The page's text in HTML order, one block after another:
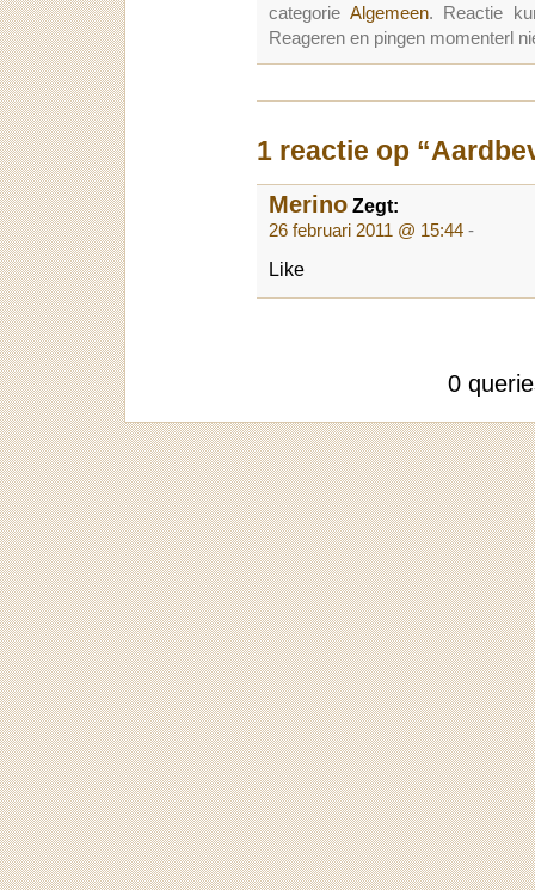
categorie Algemeen. Reactie
Reageren en pingen momenterl
1 reactie op
Merino Zegt:
26 februari 2011 @ 15:44 -
Like
0